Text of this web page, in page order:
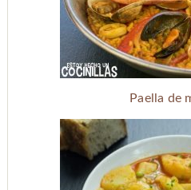
Paella de